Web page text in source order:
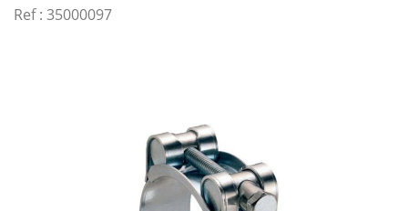
Ref : 35000097